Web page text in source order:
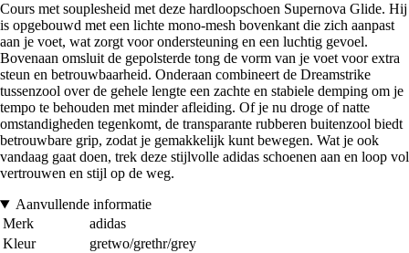
Cours met souplesheid met deze hardloopschoen Supernova Glide. Hij
is opgebouwd met een lichte mono-mesh bovenkant die zich aanpast
aan je voet, wat zorgt voor ondersteuning en een luchtig gevoel.
Bovenaan omsluit de gepolsterde tong de vorm van je voet voor extra
steun en betrouwbaarheid. Onderaan combineert de Dreamstrike
tussenzool over de gehele lengte een zachte en stabiele demping om je
tempo te behouden met minder afleiding. Of je nu droge of natte
omstandigheden tegenkomt, de transparante rubberen buitenzool biedt
betrouwbare grip, zodat je gemakkelijk kunt bewegen. Wat je ook
vandaag gaat doen, trek deze stijlvolle adidas schoenen aan en loop vol
vertrouwen en stijl op de weg.
Aanvullende informatie
Merk
adidas
Kleur
gretwo/grethr/grey